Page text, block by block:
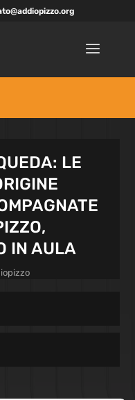
LE
IN AULA